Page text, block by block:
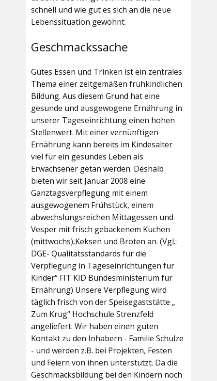
schnell und wie gut es sich an die neue
Lebenssituation gewöhnt.
Geschmackssache
Gutes Essen und Trinken ist ein zentrales
Thema einer zeitgemäßen frühkindlichen
Bildung. Aus diesem Grund hat eine
gesunde und ausgewogene Ernährung in
unserer Tageseinrichtung einen hohen
Stellenwert. Mit einer vernünftigen
Ernährung kann bereits im Kindesalter
viel für ein gesundes Leben als
Erwachsener getan werden. Deshalb
bieten wir seit Januar 2008 eine
Ganztagsverpflegung mit einem
ausgewogenem Frühstück, einem
abwechslungsreichen Mittagessen und
Vesper mit frisch gebackenem Kuchen
(mittwochs),Keksen und Broten an. (Vgl.:
DGE- Qualitätsstandards für die
Verpflegung in Tageseinrichtungen für
Kinder“ FIT KID Bundesministerium für
Ernährung) Unsere Verpflegung wird
täglich frisch von der Speisegaststätte „
Zum Krug“ Hochschule Strenzfeld
angeliefert. Wir haben einen guten
Kontakt zu den Inhabern - Familie Schulze
- und werden z.B. bei Projekten, Festen
und Feiern von ihnen unterstützt. Da die
Geschmacksbildung bei den Kindern noch